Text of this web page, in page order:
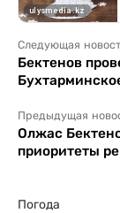
Следующая
Бектенов
Предыдущая
Олжас
приоритеты
Погода